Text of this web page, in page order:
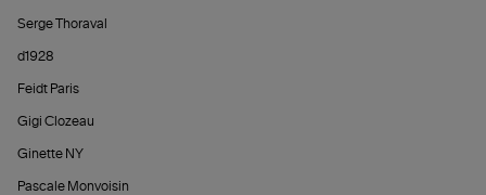
Serge Thoraval
d1928
Feidt Paris
Gigi Clozeau
Ginette NY
Pascale Monvoisin